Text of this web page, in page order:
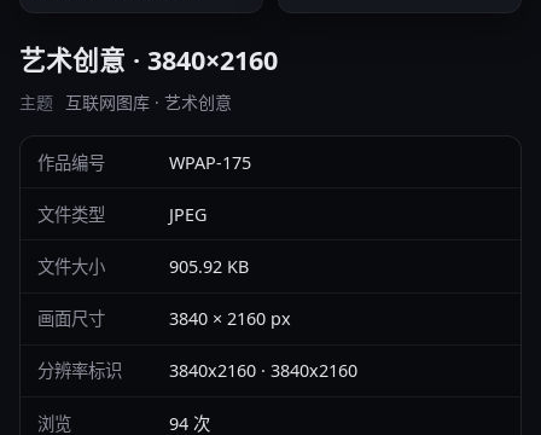
艺术创意 · 3840×2160
主题 互联网图库 · 艺术创意
作品编号 WPAP-175
文件类型 JPEG
文件大小 905.92 KB
画面尺寸 3840 × 2160 px
分辨率标识 3840x2160 · 3840x2160
浏览 94 次